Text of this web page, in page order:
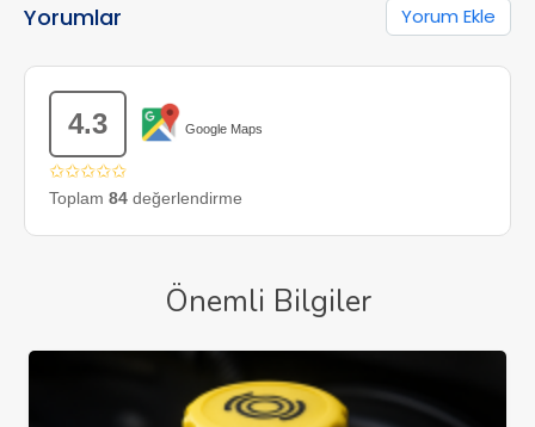
Yorumlar Yorum Ekle
4.3 Google Maps
✩✩✩✩✩
Toplam 84 değerlendirme
Önemli Bilgiler